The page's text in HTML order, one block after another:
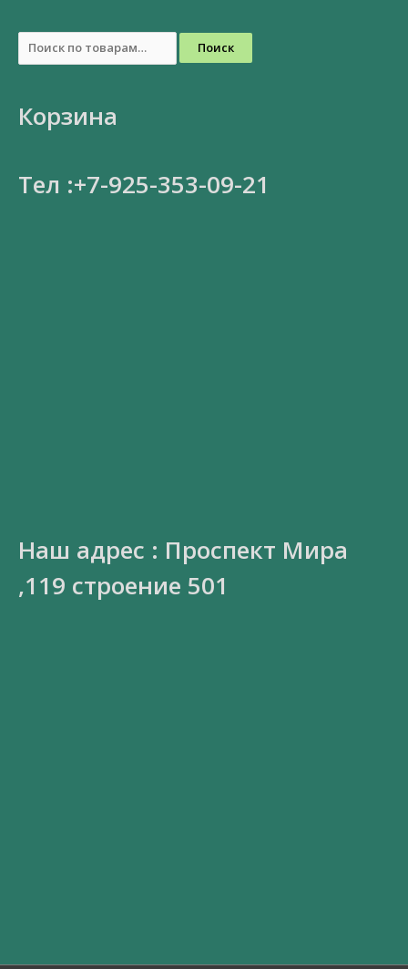
Поиск
Корзина
Тел :+7-925-353-09-21
Наш адрес : Проспект Мира
,119 строение 501